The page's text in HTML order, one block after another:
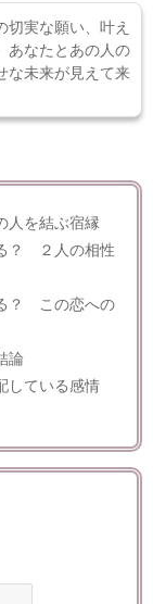
切実な願い、叶え
あなたとあの人の
な未来が見えて来
人を結ぶ宿縁
？ ２人の相性
？ この恋への
論
している感情